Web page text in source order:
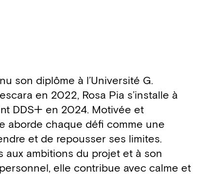
son diplôme à l’Université G.
en 2022, Rosa Pia s’installe à
DDS+ en 2024. Motivée et
aborde chaque défi comme une
et de repousser ses limites.
aux ambitions du projet et à son
elle contribue avec calme et